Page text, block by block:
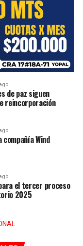
de paz siguen
reincorporación
Wind
el tercer proceso
2025